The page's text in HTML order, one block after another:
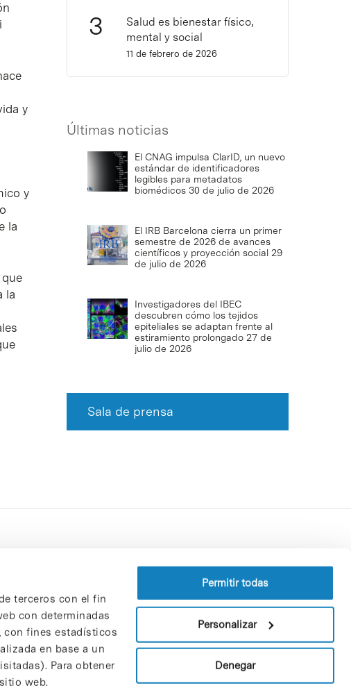
terceros con el fin
con determinadas
con fines estadísticos
en base a un
Para obtener
web.
Permitir todas
Personalizar
Denegar
y
y
la
la
Salud es bienestar físico,
mental y social
11 de febrero de 2026
Últimas noticias
El CNAG impulsa ClarID, un nuevo
estándar de identificadores
legibles para metadatos
biomédicos 30 de julio de 2026
El IRB Barcelona cierra un primer
semestre de 2026 de avances
científicos y proyección social 29
de julio de 2026
Investigadores del IBEC
descubren cómo los tejidos
epiteliales se adaptan frente al
estiramiento prolongado 27 de
julio de 2026
Sala de prensa
Perfil del contratante
Política de privacidad
Aviso Legal
Política de cookies
Patrones y patrocinadores
Bolsa de trabajo
Contacto